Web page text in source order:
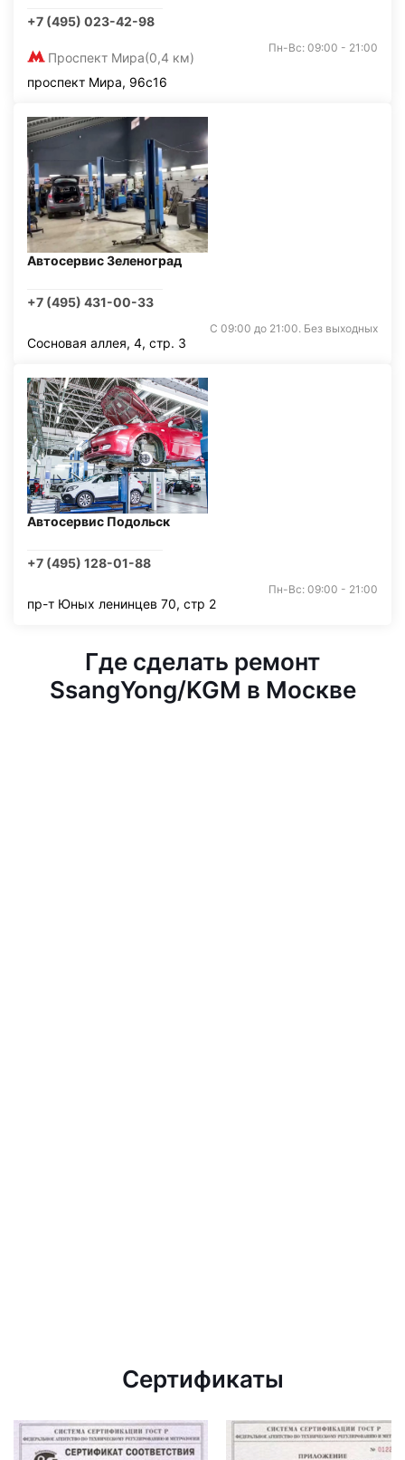
+7 (495) 023-42-98
Проспект Мира(0,4 км)
Пн-Вс: 09:00 - 21:00
проспект Мира, 96с16
Автосервис Зеленоград
+7 (495) 431-00-33
С 09:00 до 21:00. Без выходных
Сосновая аллея, 4, стр. 3
Автосервис Подольск
+7 (495) 128-01-88
Пн-Вс: 09:00 - 21:00
пр-т Юных ленинцев 70, стр 2
Где сделать ремонт
SsangYong/KGM в Москве
Сертификаты